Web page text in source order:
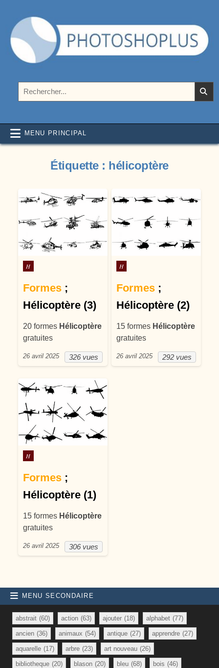
Photoshoplus
MENU PRINCIPAL
Étiquette : hélicoptère
Posté dans
H
Formes ;
Hélicoptère (3)
20 formes Hélicoptère
gratuites
326 vues
26 avril 2025
Posté dans
H
Formes;
Hélicoptère (2)
15 formes Hélicoptère
gratuites
292 vues
26 avril 2025
Posté dans
H
Formes ;
Hélicoptère (1)
15 formes Hélicoptère
gratuites
306 vues
26 avril 2025
MENU SECONDAIRE
abstrait (60) action (63) ajouter (18) alphabet (77)
ancien (36) animaux (54) antique (27) apprendre (27)
aquarelle (17) arbre (23) art nouveau (26)
bibliotheque (20) blason (20) bleu (68) bois (46)